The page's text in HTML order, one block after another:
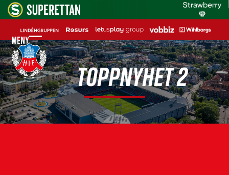
Skip
to
content
Meny
Open
mobile
menu
Close
mobile
menu TOPPNYHET 2